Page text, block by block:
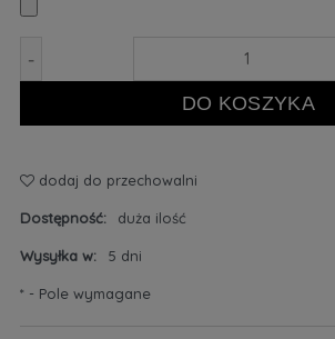
-
DO KOSZYKA
dodaj do przechowalni
Dostępność: duża ilość
Wysyłka w: 5 dni
* - Pole wymagane